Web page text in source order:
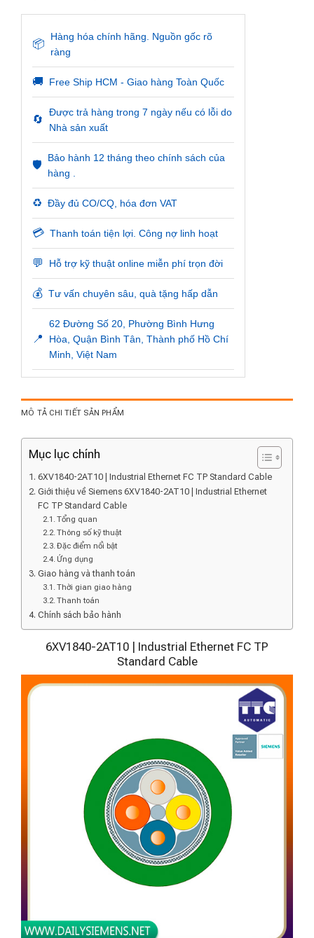
📦
Hàng hóa chính hãng. Nguồn gốc rõ
ràng
🚚 Free Ship HCM - Giao hàng Toàn Quốc
🔄
Được trả hàng trong 7 ngày nếu có lỗi do
Nhà sản xuất
🛡️
Bảo hành 12 tháng theo chính sách của
hàng .
♻️ Đầy đủ CO/CQ, hóa đơn VAT
💳 Thanh toán tiện lợi. Công nợ linh hoạt
💬 Hỗ trợ kỹ thuật online miễn phí trọn đời
💰 Tư vấn chuyên sâu, quà tặng hấp dẫn
📍
62 Đường Số 20, Phường Bình Hưng
Hòa, Quận Bình Tân, Thành phố Hồ Chí
Minh, Việt Nam
MÔ TẢ CHI TIẾT SẢN PHẨM
Mục lục chính
6XV1840-2AT10 | Industrial Ethernet FC TP Standard Cable
Giới thiệu về Siemens 6XV1840-2AT10 | Industrial Ethernet
FC TP Standard Cable
Tổng quan
Thông số kỹ thuật
Đặc điểm nổi bật
Ứng dụng
Giao hàng và thanh toán
Thời gian giao hàng
Thanh toán
Chính sách bảo hành
6XV1840-2AT10 | Industrial Ethernet FC TP
Standard Cable